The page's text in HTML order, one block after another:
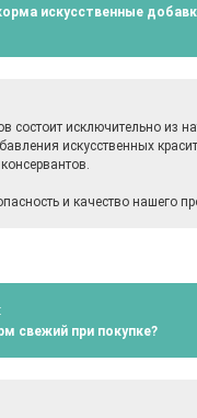
искусственные
состоит исключительно из
искусственных
и качество нашего
свежий при покупке?